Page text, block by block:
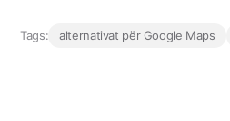
Tags: alternativat për Google Maps